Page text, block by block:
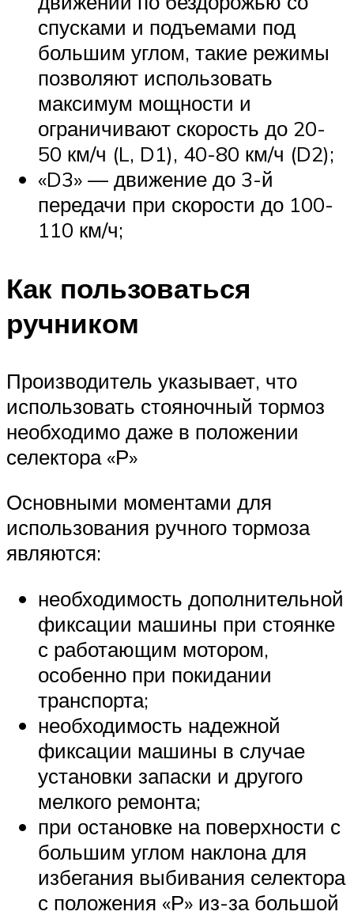
спусками и подъемами под
большим углом, такие режимы
позволяют использовать
максимум мощности и
ограничивают скорость до 20-
50 км/ч (L, D1), 40-80 км/ч (D2);
«D3» — движение до 3-й
передачи при скорости до 100-
110 км/ч;
Как пользоваться
ручником
Производитель указывает, что
использовать стояночный тормоз
необходимо даже в положении
селектора «Р»
Основными моментами для
использования ручного тормоза
являются:
необходимость дополнительной
фиксации машины при стоянке
с работающим мотором,
особенно при покидании
транспорта;
необходимость надежной
фиксации машины в случае
установки запаски и другого
мелкого ремонта;
при остановке на поверхности с
большим углом наклона для
избегания выбивания селектора
с положения «Р» из-за большой